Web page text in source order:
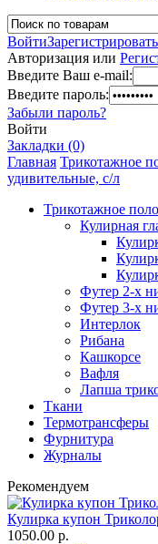
Войти
Авторизация или
Введите Ваш e-mail:
Введите пароль:
Забыли пароль?
Войти
Закладки (0)
Главная Трикотажное
удивительные, с/л
Трикотажное
Кулирная
Футер 2-х
Футер 3-х
Интерлок
Рибана
Кашкорсе
Вафля
Лапша
Ткани
Термотрансферы
Фурнитура
Журналы
Рекомендуем
Кулирка купон
1050.00 р.